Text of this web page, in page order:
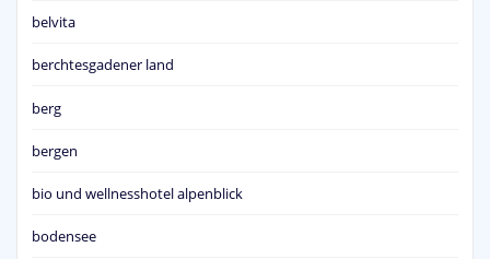
belvita
berchtesgadener land
berg
bergen
bio und wellnesshotel alpenblick
bodensee